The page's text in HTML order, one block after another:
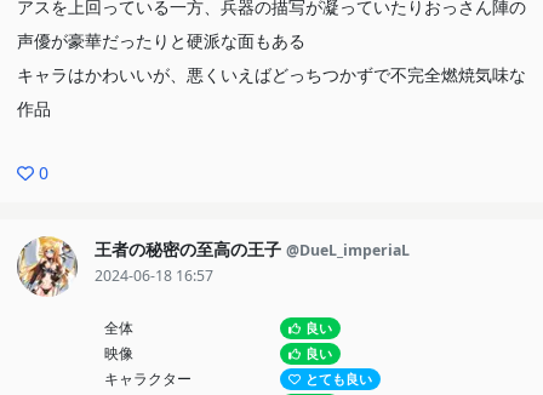
アスを上回っている一方、兵器の描写が凝っていたりおっさん陣の
声優が豪華だったりと硬派な面もある
キャラはかわいいが、悪くいえばどっちつかずで不完全燃焼気味な
作品
0
王者の秘密の至高の王子 @DueL_imperiaL
2024-06-18 16:57
全体 良い
映像 良い
キャラクター とても良い